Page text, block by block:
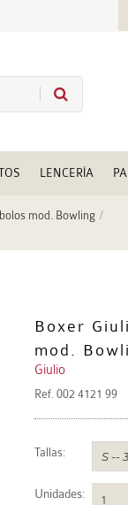
LENCERÍA
mod. Bowling
Boxer
mod.
Giulio
Ref. 002 4121 99
Tallas:
Unidades: